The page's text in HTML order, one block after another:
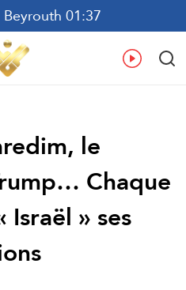
Beyrouth 01:37
ع
le
Chaque
» ses